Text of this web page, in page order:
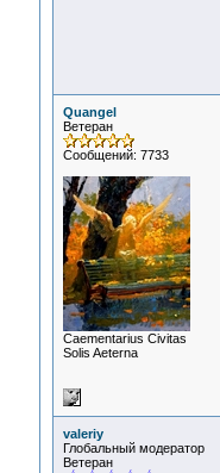
Quangel
Ветеран
Сообщений: 7733
Сaementarius Civitas
Solis Aeterna
valeriy
Глобальный модератор
Ветеран